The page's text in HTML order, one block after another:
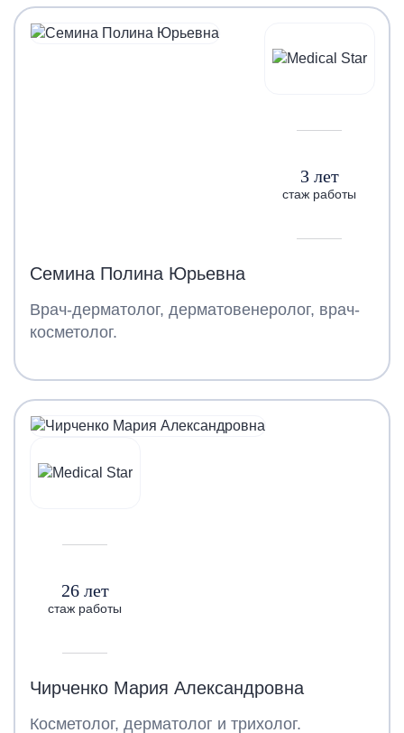
3 лет
стаж работы
Семина Полина Юрьевна
Врач-дерматолог, дерматовенеролог, врач-
косметолог.
26 лет
стаж работы
Чирченко Мария Александровна
Косметолог, дерматолог и трихолог.